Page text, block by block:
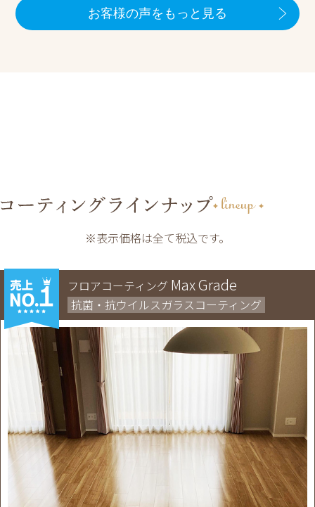
お客様の声をもっと見る
※表示価格は全て税込です。
フロアコーティング Max Grade
抗菌・抗ウイルスガラスコーティング